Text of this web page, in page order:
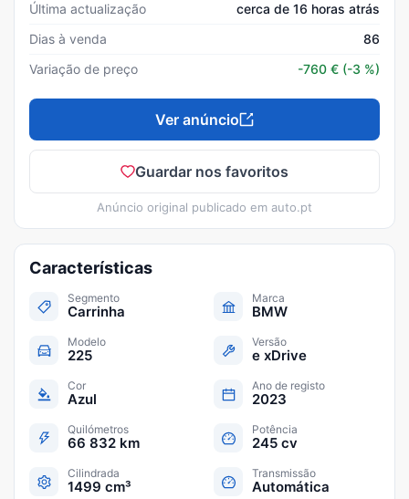
Última actualização
cerca de 16 horas atrás
Dias à venda
86
Variação de preço
-760 € (-3 %)
Ver anúncio
Guardar nos favoritos
Anúncio original publicado em auto.pt
Características
Segmento
Carrinha
Marca
BMW
Modelo
225
Versão
e xDrive
Cor
Azul
Ano de registo
2023
Quilómetros
66 832 km
Potência
245 cv
Cilindrada
1499 cm³
Transmissão
Automática